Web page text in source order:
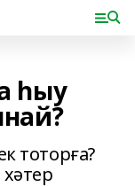
һыу
тоторға?